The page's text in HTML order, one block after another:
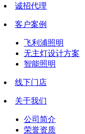
诚招代理
客户案例
飞利浦照明
无主灯设计方案
智能照明
线下门店
关于我们
公司简介
荣誉资质